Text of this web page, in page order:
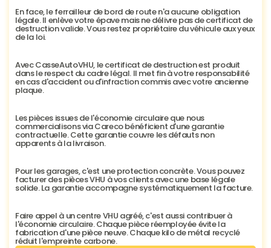
En face, le ferrailleur de bord de route n'a aucune obligation
légale. Il enlève votre épave mais ne délivre pas de certificat de
destruction valide. Vous restez propriétaire du véhicule aux yeux
de la loi.
Avec CasseAutoVHU, le certificat de destruction est produit
dans le respect du cadre légal. Il met fin à votre responsabilité
en cas d'accident ou d'infraction commis avec votre ancienne
plaque.
Les pièces issues de l'économie circulaire que nous
commercialisons via Careco bénéficient d'une garantie
contractuelle. Cette garantie couvre les défauts non
apparents à la livraison.
Pour les garages, c'est une protection concrète. Vous pouvez
facturer des pièces VHU à vos clients avec une base légale
solide. La garantie accompagne systématiquement la facture.
Faire appel à un centre VHU agréé, c'est aussi contribuer à
l'économie circulaire. Chaque pièce réemployée évite la
fabrication d'une pièce neuve. Chaque kilo de métal recyclé
réduit l'empreinte carbone.